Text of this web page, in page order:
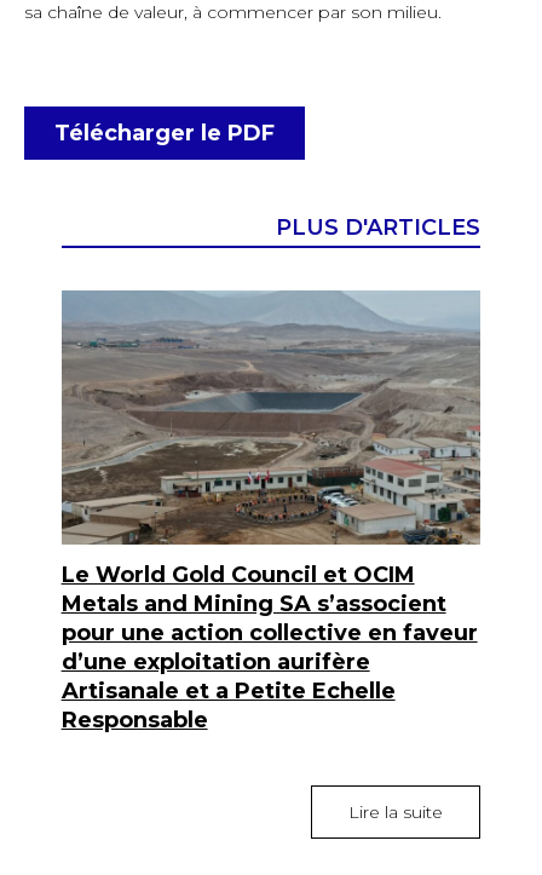
sa chaîne de valeur, à commencer par son milieu.
Télécharger le PDF
PLUS D'ARTICLES
Le World Gold Council et OCIM
Metals and Mining SA s’associent
pour une action collective en faveur
d’une exploitation aurifère
Artisanale et a Petite Echelle
Responsable
Lire la suite